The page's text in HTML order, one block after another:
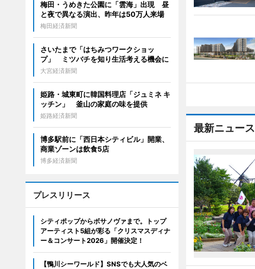
最新ニュース
梅田・うめきた公園に「雲海」出現 昼
と夜で異なる演出、昨年は50万人来場
梅田経済新聞
さいたまで「はちみつワークショッ
プ」 ミツバチを知り生活考える機会に
大宮経済新聞
姫路・城東町に韓国料理店「ジュミネ キ
ッチン」 釜山の家庭の味を提供
姫路経済新聞
博多駅前に「西日本シティビル」開業、
商業ゾーンは飲食5店
博多経済新聞
プレスリリース
シティポップからボサノヴァまで。トップ
アーティスト5組が彩る「クリスマスディナ
ー＆コンサート2026」開催決定！
【鴨川シーワールド】SNSでも大人気のベ